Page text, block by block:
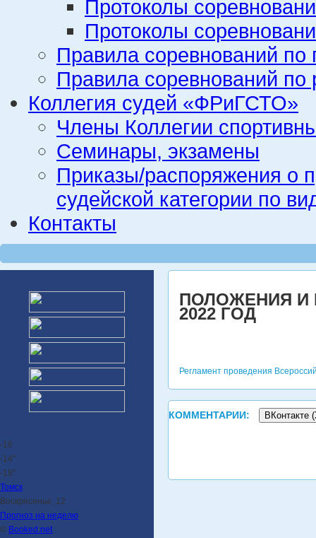
Протоколы
Протоколы
Правила соревнований по
Правила соревнований по
Коллегия судей «ФРиГСТО»
Члены Коллегии
Семинары, экзамены
Приказы/распоряжения о
судейской категории по
Контакты
-16
-14°
-18°
Томск
Воскресенье, 12
Прогноз на неделю
© Booked.net
ПОЛОЖЕНИЯ И
2022 ГОД
Регламент проведения
КОММЕНТАРИИ: ВКонтакте (